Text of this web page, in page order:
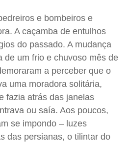
e bombeiros e
A caçamba de entulhos
do passado. A mudança
de um frio e chuvoso mês de
a perceber que o
uma moradora solitária,
fazia atrás das janelas
ou saía. Aos poucos,
se impondo – luzes
das persianas, o tilintar do